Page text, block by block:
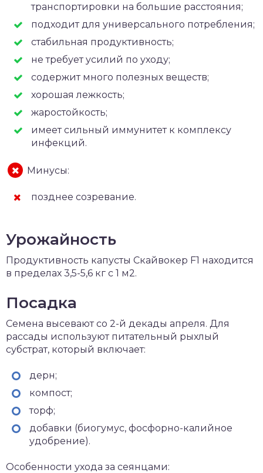
транспортировки на большие расстояния;
подходит для универсального потребления;
стабильная продуктивность;
не требует усилий по уходу;
содержит много полезных веществ;
хорошая лежкость;
жаростойкость;
имеет сильный иммунитет к комплексу
инфекций.
Минусы:
позднее созревание.
Урожайность
Продуктивность капусты Скайвокер F1 находится
в пределах 3,5-5,6 кг с 1 м2.
Посадка
Семена высевают со 2-й декады апреля. Для
рассады используют питательный рыхлый
субстрат, который включает:
дерн;
компост;
торф;
добавки (биогумус, фосфорно-калийное
удобрение).
Особенности ухода за сеянцами: